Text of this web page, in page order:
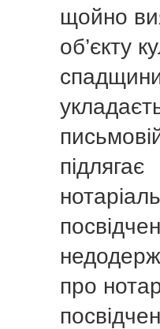
щойно
об’єкту
підлягає
про